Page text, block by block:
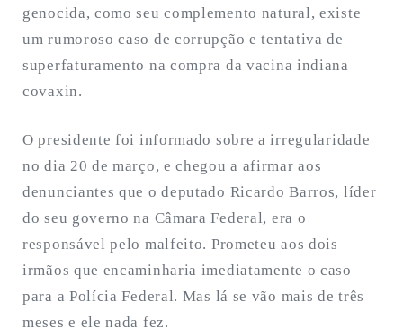
genocida, como seu complemento natural, existe
um rumoroso caso de corrupção e tentativa de
superfaturamento na compra da vacina indiana
covaxin.
O presidente foi informado sobre a irregularidade
no dia 20 de março, e chegou a afirmar aos
denunciantes que o deputado Ricardo Barros, líder
do seu governo na Câmara Federal, era o
responsável pelo malfeito. Prometeu aos dois
irmãos que encaminharia imediatamente o caso
para a Polícia Federal. Mas lá se vão mais de três
meses e ele nada fez.